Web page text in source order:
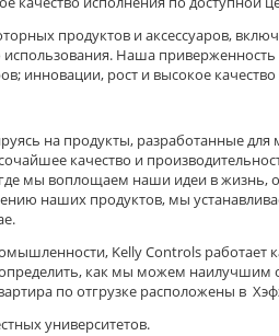
продуктов и аксессуаров,
Наша
инновации, рост и высокое
на продукты, разработанные
качество и
мы воплощаем наши идеи в
наших продуктов, мы
Kelly Controls
как мы можем
по отгрузке расположены в
университетов.